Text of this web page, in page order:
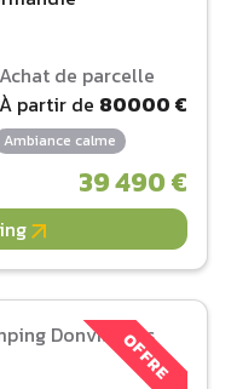
Achat de parcelle
À partir de 80000 €
Ambiance calme
39 490 €
OFFRE